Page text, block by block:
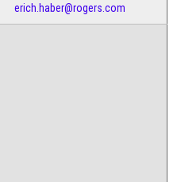
erich.haber@rogers.com